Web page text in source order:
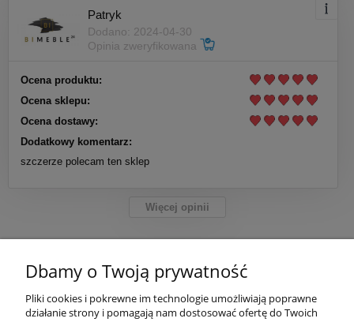
Patryk
Dodano: 2024-04-30
Opinia zweryfikowana
Ocena produktu:
Ocena sklepu:
Ocena dostawy:
Dodatkowy komentarz:
szczerze polecam ten sklep
Więcej opinii
POMOC
Dbamy o Twoją prywatność
Pliki cookies i pokrewne im technologie umożliwiają poprawne
działanie strony i pomagają nam dostosować ofertę do Twoich